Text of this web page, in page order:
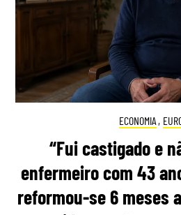
ECONOMIA ,
“Fui castigado e
enfermeiro com 43
reformou-se 6 meses